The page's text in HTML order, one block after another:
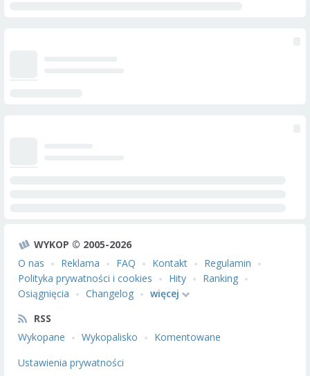
WYKOP © 2005-2026
O nas
Reklama FAQ Kontakt
Regulamin
Polityka prywatności i cookies
Hity
Ranking
Osiągnięcia
Changelog
więcej
RSS
Wykopane
Wykopalisko
Komentowane
Ustawienia prywatności